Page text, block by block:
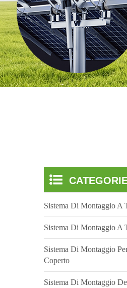
Sistema Di Montaggio A
Sistema Di Montaggio A
Sistema Di Montaggio
Coperto
Sistema Di Montaggio